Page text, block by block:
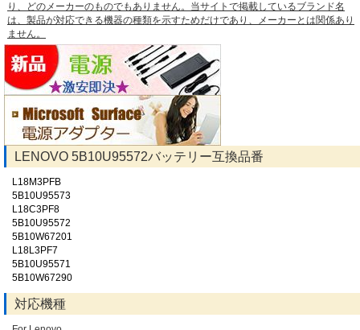
り、どのメーカーのものでもありません。当サイトで掲載しているブランド名
は、製品が対応できる機器の種類を示すためだけであり、メーカーとは関係あり
ません。
LENOVO 5B10U95572バッテリー互換品番
L18M3PFB
5B10U95573
L18C3PF8
5B10U95572
5B10W67201
L18L3PF7
5B10U95571
5B10W67290
対応機種